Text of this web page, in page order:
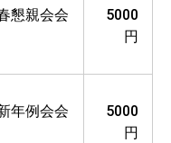
懇親会会
5000
円
年例会会
5000
円